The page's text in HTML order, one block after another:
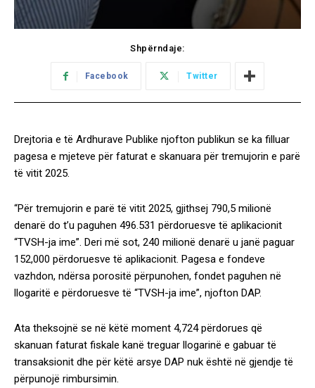
Shpërndaje:
Facebook Twitter
Drejtoria e të Ardhurave Publike njofton publikun se ka filluar
pagesa e mjeteve për faturat e skanuara për tremujorin e parë
të vitit 2025.
“Për tremujorin e parë të vitit 2025, gjithsej 790,5 milionë
denarë do t’u paguhen 496.531 përdoruesve të aplikacionit
“TVSH-ja ime”. Deri më sot, 240 milionë denarë u janë paguar
152,000 përdoruesve të aplikacionit. Pagesa e fondeve
vazhdon, ndërsa porositë përpunohen, fondet paguhen në
llogaritë e përdoruesve të “TVSH-ja ime”, njofton DAP.
Ata theksojnë se në këtë moment 4,724 përdorues që
skanuan faturat fiskale kanë treguar llogarinë e gabuar të
transaksionit dhe për këtë arsye DAP nuk është në gjendje të
përpunojë rimbursimin.